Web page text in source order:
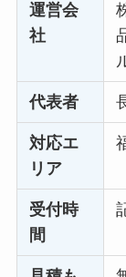
運営会
社
代表者
対応エ
リア
受付時
間